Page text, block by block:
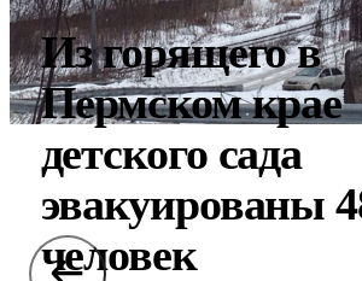
Из горящего в
Пермском крае
детского сада
эвакуированы
человек